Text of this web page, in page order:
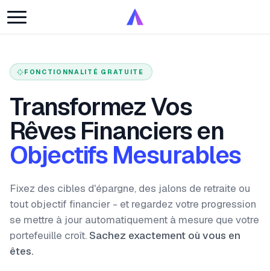
FONCTIONNALITÉ GRATUITE
Transformez Vos
Rêves Financiers en
Objectifs Mesurables
Fixez des cibles d'épargne, des jalons de retraite ou
tout objectif financier - et regardez votre progression
se mettre à jour automatiquement à mesure que votre
portefeuille croît.Sachez exactement où vous en
êtes.